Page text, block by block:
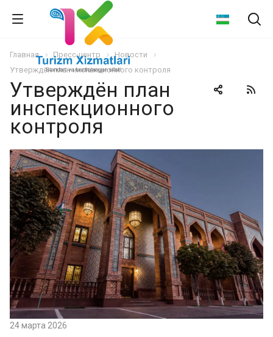
Главная Пресс-центр
Новости
Утверждён план инспекционного контроля
Утверждён план
инспекционного
контроля
24 марта 2026